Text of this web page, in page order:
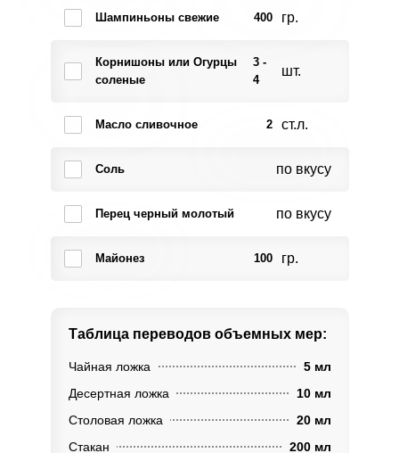
Шампиньоны свежие 400 гр.
Корнишоны или Огурцы
соленые
3 -
4
шт.
Масло сливочное 2 ст.л.
Соль по вкусу
Перец черный молотый по вкусу
Майонез 100 гр.
Таблица переводов объемных мер:
Чайная ложка
5 мл
Десертная ложка
10 мл
Столовая ложка
20 мл
Стакан
200 мл